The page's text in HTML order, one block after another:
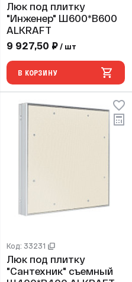
Люк под плитку
"Инженер" Ш600*В600
ALKRAFT
9 927,50 ₽ / шт
В КОРЗИНУ
Код: 33231
Люк под плитку
"Сантехник" съемный